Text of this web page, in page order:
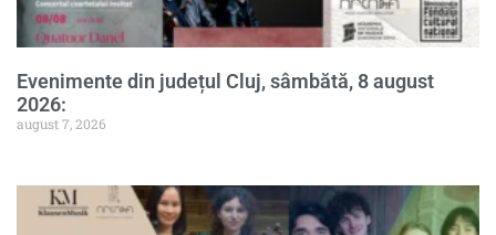
Evenimente din județul Cluj, sâmbătă, 8 august
2026:
august 7, 2026